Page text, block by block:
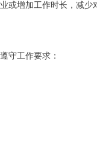
或增加工作时长，减少
守工作要求：